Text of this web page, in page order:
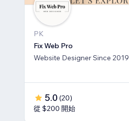
PK
Fix Web Pro
Website Designer Since 2019
5.0 (20)
從 $200 開始